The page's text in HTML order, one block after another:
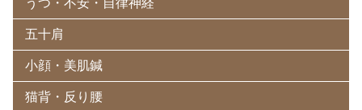
五十肩
小顔・美肌鍼
猫背・反り腰